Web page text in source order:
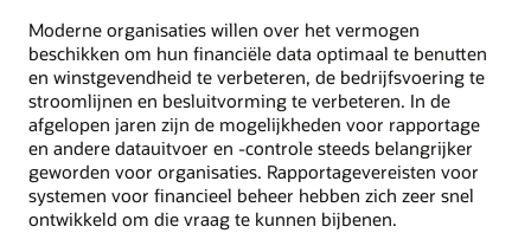
Moderne organisaties willen over het vermogen
beschikken om hun financiële data optimaal te benutten
en winstgevendheid te verbeteren, de bedrijfsvoering te
stroomlijnen en besluitvorming te verbeteren. In de
afgelopen jaren zijn de mogelijkheden voor rapportage
en andere datauitvoer en -controle steeds belangrijker
geworden voor organisaties. Rapportagevereisten voor
systemen voor financieel beheer hebben zich zeer snel
ontwikkeld om die vraag te kunnen bijbenen.